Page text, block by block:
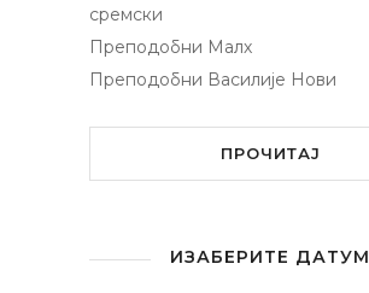
сремски
Преподобни Малх
Преподобни Василије Нови
ПРОЧИТАЈ
ИЗАБЕРИТЕ ДАТУМ